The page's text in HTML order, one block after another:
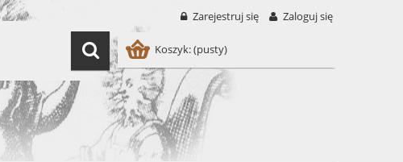
Zarejestruj się Zaloguj się
Koszyk:(pusty)